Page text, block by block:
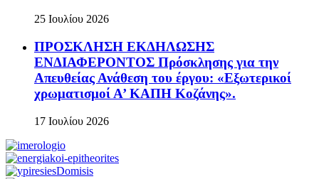
25 Ιουλίου 2026
ΠΡΟΣΚΛΗΣΗ ΕΚΔΗΛΩΣΗΣ
ΕΝΔΙΑΦΕΡΟΝΤΟΣ Πρόσκλησης για την
Απευθείας Ανάθεση του έργου: «Εξωτερικοί
χρωματισμοί Α’ ΚΑΠΗ Κοζάνης».
17 Ιουλίου 2026